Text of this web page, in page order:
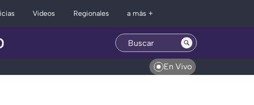
Videos Regionales a más +
En Vivo